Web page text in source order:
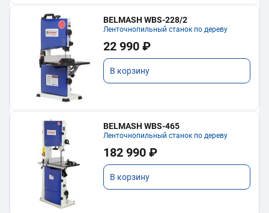
BELMASH WBS-228/2
Ленточнопильный станок по дереву
22 990 ₽
В корзину
BELMASH WBS-465
Ленточнопильный станок по дереву
182 990 ₽
В корзину